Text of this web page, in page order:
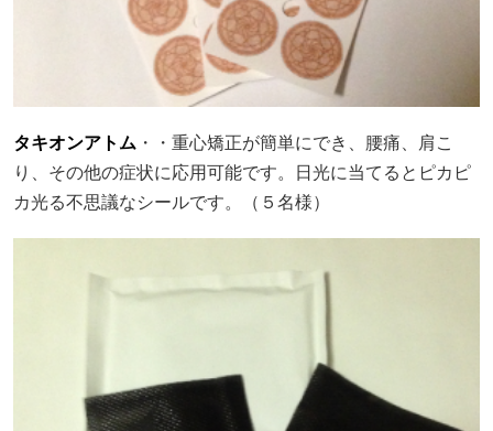
タキオンアトム ・・重心矯正が簡単にでき、腰痛、肩こ
り、その他の症状に応用可能です。日光に当てるとピカピ
カ光る不思議なシールです。（５名様）